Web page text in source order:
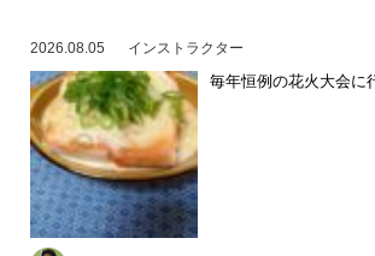
2026.08.05 インストラクター
毎年恒例の花火大会に